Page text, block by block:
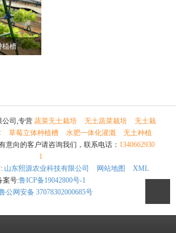
植槽
公司,专营 蔬菜无土栽培 无土蔬菜栽培
无土栽
草莓立体种植槽 水肥一体化灌溉
无土种植
意向的客户请咨询我们，联系电话： 1340662930
1
山东熙源农业科技有限公司 网站地图
XML
案号:鲁ICP备19042800号-1
公网安备37078302000685号